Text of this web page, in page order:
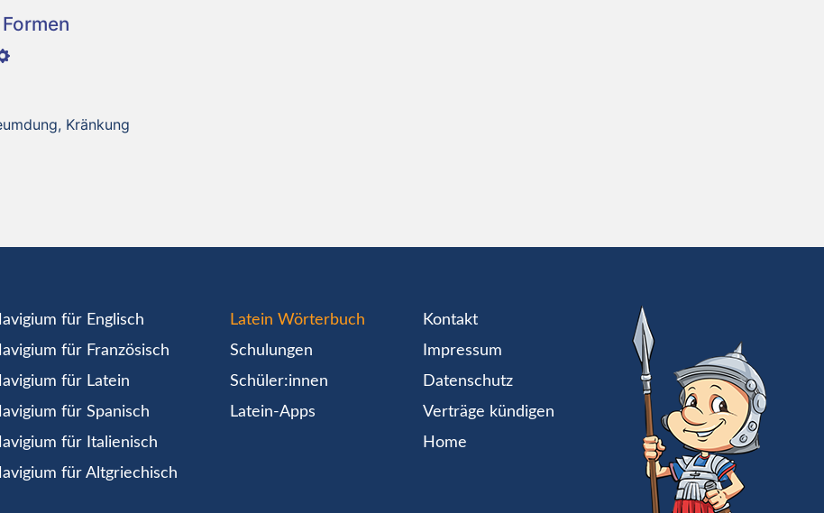
Kränkung
für Englisch
für Französisch
für Latein
für Spanisch
für Italienisch
für Altgriechisch
Latein Wörterbuch
Schulungen
Schüler:innen
Latein-Apps
Kontakt
Impressum
Datenschutz
Verträge kündigen
Home